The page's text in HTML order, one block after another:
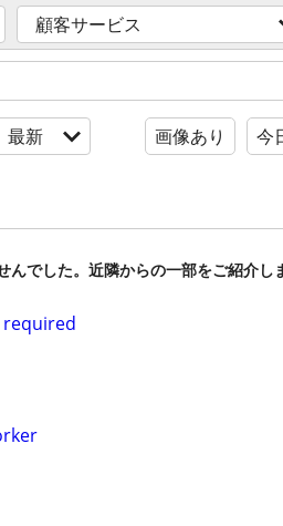
顧客サービス
最新 画像あり 今
んでした。近隣からの一部をご紹介し